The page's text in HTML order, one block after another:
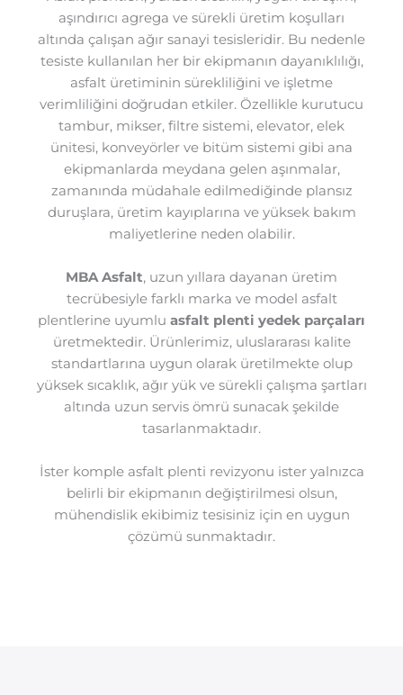
aşındırıcı agrega ve sürekli üretim koşulları
altında çalışan ağır sanayi tesisleridir. Bu nedenle
tesiste kullanılan her bir ekipmanın dayanıklılığı,
asfalt üretiminin sürekliliğini ve işletme
verimliliğini doğrudan etkiler. Özellikle kurutucu
tambur, mikser, filtre sistemi, elevator, elek
ünitesi, konveyörler ve bitüm sistemi gibi ana
ekipmanlarda meydana gelen aşınmalar,
zamanında müdahale edilmediğinde plansız
duruşlara, üretim kayıplarına ve yüksek bakım
maliyetlerine neden olabilir.
MBA Asfalt, uzun yıllara dayanan üretim
tecrübesiyle farklı marka ve model asfalt
plentlerine uyumlu asfalt plenti yedek parçaları
üretmektedir. Ürünlerimiz, uluslararası kalite
standartlarına uygun olarak üretilmekte olup
yüksek sıcaklık, ağır yük ve sürekli çalışma şartları
altında uzun servis ömrü sunacak şekilde
tasarlanmaktadır.
İster komple asfalt plenti revizyonu ister yalnızca
belirli bir ekipmanın değiştirilmesi olsun,
mühendislik ekibimiz tesisiniz için en uygun
çözümü sunmaktadır.